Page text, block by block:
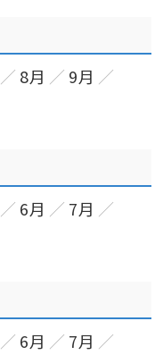
8月
9月
6月
7月
6月
7月